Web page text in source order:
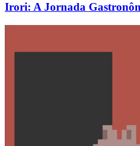
Irori: A Jornada